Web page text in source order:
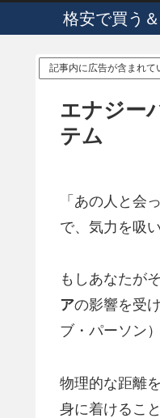
格安で買う
記事内に広告が含まれて
エナジー
テム
「あの人と会
で、気力を吸
もしあなたが
アの影響を受
ブ・パーソン
物理的な距離
身に着けるこ